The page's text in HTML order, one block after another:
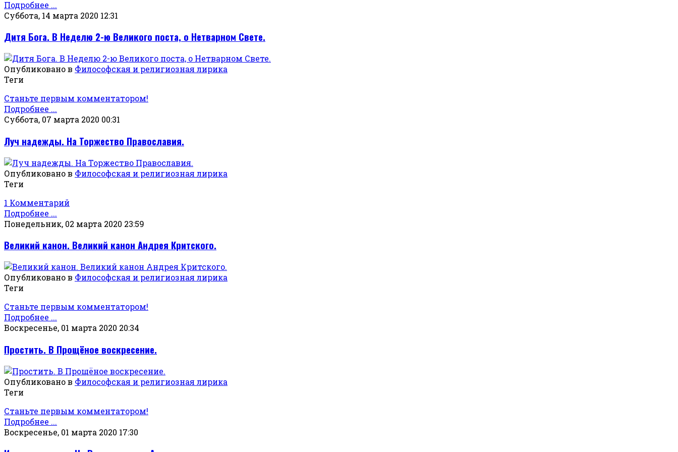
Подробнее ...
Суббота, 14 марта 2020 12:31
Дитя Бога. В Неделю 2-ю Великого поста, о Нетварном Свете.
Опубликовано в Философская и религиозная лирика
Теги
Станьте первым комментатором!
Подробнее ...
Суббота, 07 марта 2020 00:31
Луч надежды. На Торжество Православия.
Опубликовано в Философская и религиозная лирика
Теги
1 Комментарий
Подробнее ...
Понедельник, 02 марта 2020 23:59
Великий канон. Великий канон Андрея Критского.
Опубликовано в Философская и религиозная лирика
Теги
Станьте первым комментатором!
Подробнее ...
Воскресенье, 01 марта 2020 20:34
Простить. В Прощёное воскресение.
Опубликовано в Философская и религиозная лирика
Теги
Станьте первым комментатором!
Подробнее ...
Воскресенье, 01 марта 2020 17:30